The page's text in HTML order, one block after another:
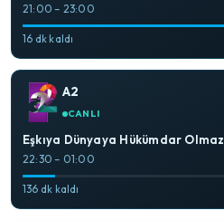
21:00 – 23:00
16 dk kaldı
A2
CANLI
Eşkıya Dünyaya Hükümdar Olmaz
22:30 – 01:00
136 dk kaldı